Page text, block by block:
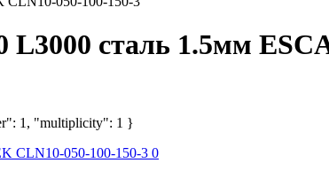
L3000 сталь 1.5мм
1, "multiplicity": 1 }